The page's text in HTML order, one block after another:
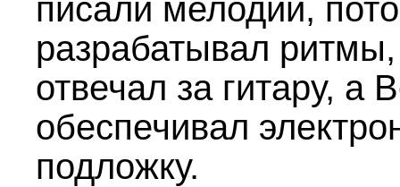
писали мелодии,
разрабатывал
отвечал за гитару, а
обеспечивал
подложку.